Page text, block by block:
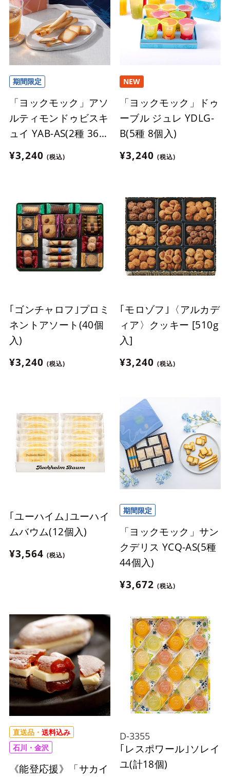
期間限定
「ヨックモック」アソ
ルティモンドゥビスキ
ュイ YAB-AS(2種 36個
入)
¥3,240 (税込)
NEW
「ヨックモック」ドゥ
ーブル ジュレ YDLG-
B(5種 8個入)
¥3,240 (税込)
｢ゴンチャロフ｣プロミ
ネントアソート(40個
入)
¥3,240 (税込)
｢モロゾフ｣〈アルカデ
ィア〉クッキー [510g
入]
¥3,240 (税込)
｢ユーハイム｣ユーハイ
ムバウム(12個入)
¥3,564 (税込)
期間限定
「ヨックモック」サン
クデリス YCQ-AS(5種
44個入)
¥3,672 (税込)
直送品・ 送料込み
石川・金沢
《能登応援》「サカイ
D-3355
｢レスポワール｣ソレイ
ユ(計18個)